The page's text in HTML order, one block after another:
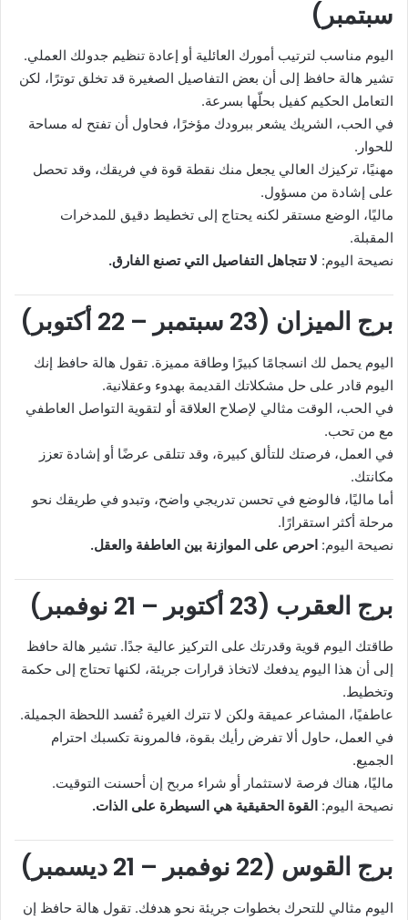
سبتمبر)
اليوم مناسب لترتيب أمورك العائلية أو إعادة تنظيم جدولك العملي.
تشير هالة حافظ إلى أن بعض التفاصيل الصغيرة قد تخلق توترًا، لكن
التعامل الحكيم كفيل بحلّها بسرعة.
في الحب، الشريك يشعر ببرودك مؤخرًا، فحاول أن تفتح له مساحة
للحوار.
مهنيًا، تركيزك العالي يجعل منك نقطة قوة في فريقك، وقد تحصل
على إشادة من مسؤول.
ماليًا، الوضع مستقر لكنه يحتاج إلى تخطيط دقيق للمدخرات
المقبلة.
نصيحة اليوم: لا تتجاهل التفاصيل التي تصنع الفارق.
برج الميزان (23 سبتمبر – 22 أكتوبر)
اليوم يحمل لك انسجامًا كبيرًا وطاقة مميزة. تقول هالة حافظ إنك
اليوم قادر على حل مشكلاتك القديمة بهدوء وعقلانية.
في الحب، الوقت مثالي لإصلاح العلاقة أو لتقوية التواصل العاطفي
مع من تحب.
في العمل، فرصتك للتألق كبيرة، وقد تتلقى عرضًا أو إشادة تعزز
مكانتك.
أما ماليًا، فالوضع في تحسن تدريجي واضح، وتبدو في طريقك نحو
مرحلة أكثر استقرارًا.
نصيحة اليوم: احرص على الموازنة بين العاطفة والعقل.
برج العقرب (23 أكتوبر – 21 نوفمبر)
طاقتك اليوم قوية وقدرتك على التركيز عالية جدًا. تشير هالة حافظ
إلى أن هذا اليوم يدفعك لاتخاذ قرارات جريئة، لكنها تحتاج إلى حكمة
وتخطيط.
عاطفيًا، المشاعر عميقة ولكن لا تترك الغيرة تُفسد اللحظة الجميلة.
في العمل، حاول ألا تفرض رأيك بقوة، فالمرونة تكسبك احترام
الجميع.
ماليًا، هناك فرصة لاستثمار أو شراء مربح إن أحسنت التوقيت.
نصيحة اليوم: القوة الحقيقية هي السيطرة على الذات.
برج القوس (22 نوفمبر – 21 ديسمبر)
اليوم مثالي للتحرك بخطوات جريئة نحو هدفك. تقول هالة حافظ إن